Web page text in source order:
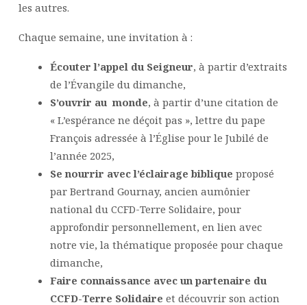
les autres.
Chaque semaine, une invitation à :
Écouter l’appel du Seigneur, à partir d’extraits
de l’Évangile du dimanche,
S’ouvrir au monde, à partir d’une citation de
« L’espérance ne déçoit pas », lettre du pape
François adressée à l’Église pour le Jubilé de
l’année 2025,
Se nourrir avec l’éclairage biblique proposé
par Bertrand Gournay, ancien aumônier
national du CCFD-Terre Solidaire, pour
approfondir personnellement, en lien avec
notre vie, la thématique proposée pour chaque
dimanche,
Faire connaissance avec un partenaire du
CCFD-Terre Solidaire et découvrir son action